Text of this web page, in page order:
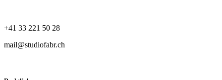
+41 33 221 50 28
mail@studiofabr.ch